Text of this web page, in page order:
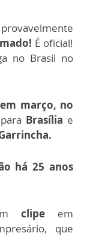
É oficial!
no Brasil no
março, no
Brasília e
há 25 anos
clipe em
que